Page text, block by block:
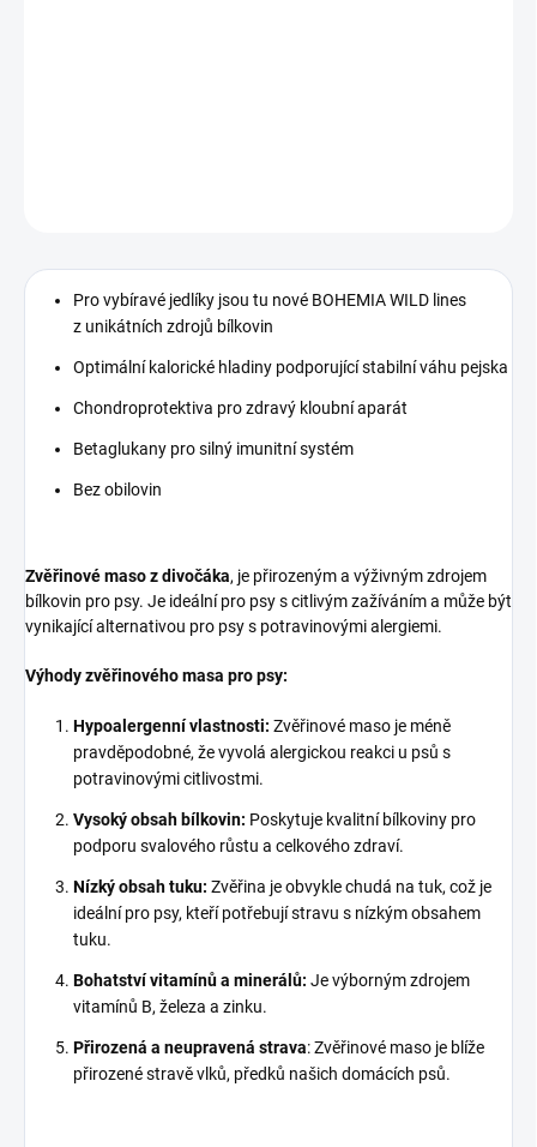
Pro vybíravé jedlíky jsou tu nové BOHEMIA WILD lines
z unikátních zdrojů bílkovin
Optimální kalorické hladiny podporující stabilní váhu pejska
Chondroprotektiva pro zdravý kloubní aparát
Betaglukany pro silný imunitní systém
Bez obilovin
Zvěřinové maso z divočáka, je přirozeným a výživným zdrojem
bílkovin pro psy. Je ideální pro psy s citlivým zažíváním a může být
vynikající alternativou pro psy s potravinovými alergiemi.
Výhody zvěřinového masa pro psy:
Hypoalergenní vlastnosti: Zvěřinové maso je méně
pravděpodobné, že vyvolá alergickou reakci u psů s
potravinovými citlivostmi.
Vysoký obsah bílkovin: Poskytuje kvalitní bílkoviny pro
podporu svalového růstu a celkového zdraví.
Nízký obsah tuku: Zvěřina je obvykle chudá na tuk, což je
ideální pro psy, kteří potřebují stravu s nízkým obsahem
tuku.
Bohatství vitamínů a minerálů: Je výborným zdrojem
vitamínů B, železa a zinku.
Přirozená a neupravená strava: Zvěřinové maso je blíže
přirozené stravě vlků, předků našich domácích psů.